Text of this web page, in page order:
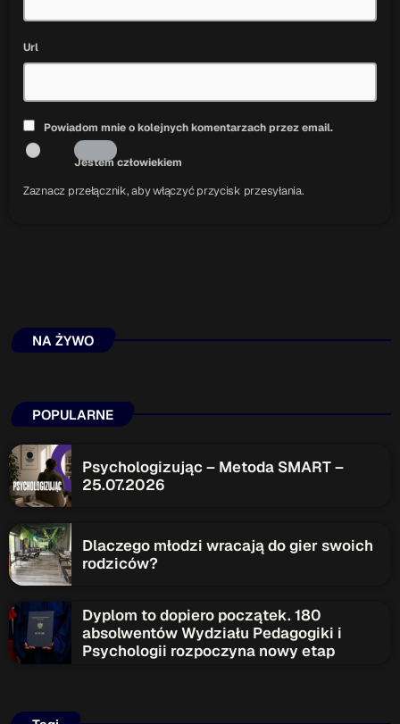
Url
Powiadom mnie o kolejnych komentarzach przez email.
Jestem człowiekiem
Zaznacz przełącznik, aby włączyć przycisk przesyłania.
NA ŻYWO
POPULARNE
Psychologizując – Metoda SMART –
25.07.2026
Dlaczego młodzi wracają do gier swoich
rodziców?
Dyplom to dopiero początek. 180
absolwentów Wydziału Pedagogiki i
Psychologii rozpoczyna nowy etap